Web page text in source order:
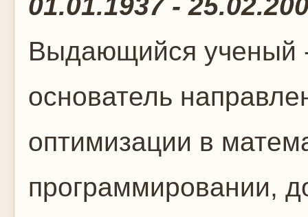
Выдающийся ученый
основатель
оптимизации в
программировании,